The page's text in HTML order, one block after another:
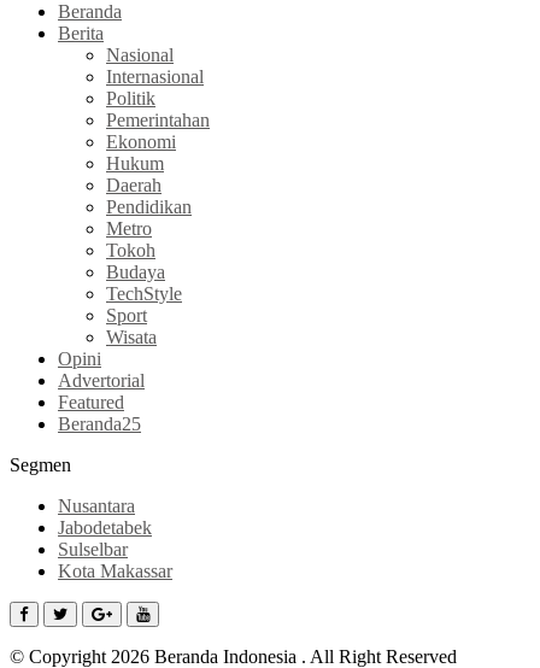
Beranda
Berita
Nasional
Internasional
Politik
Pemerintahan
Ekonomi
Hukum
Daerah
Pendidikan
Metro
Tokoh
Budaya
TechStyle
Sport
Wisata
Opini
Advertorial
Featured
Beranda25
Segmen
Nusantara
Jabodetabek
Sulselbar
Kota Makassar
© Copyright 2026 Beranda Indonesia . All Right Reserved